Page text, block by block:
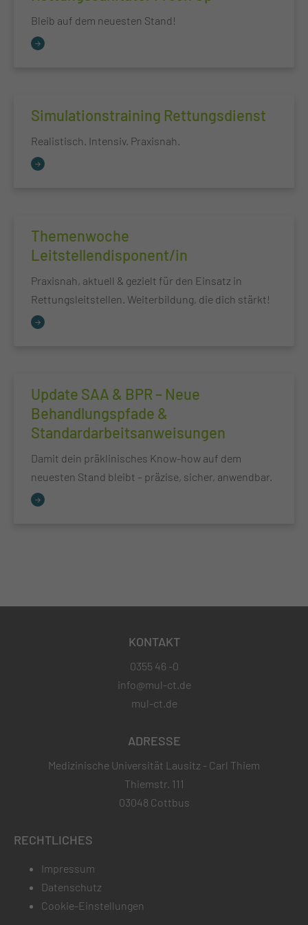
Bleib auf dem neuesten Stand!
Simulationstraining Rettungsdienst
Realistisch. Intensiv. Praxisnah.
Themenwoche
Leitstellendisponent/in
Praxisnah, aktuell & gezielt für den Einsatz in
Rettungsleitstellen. Weiterbildung, die dich stärkt!
Update SAA & BPR – Neue
Behandlungspfade &
Standardarbeitsanweisungen
Damit dein präklinisches Know-how auf dem
neuesten Stand bleibt – präzise, sicher, anwendbar.
KONTAKT
0355 46 -0
info@mul-ct.de
mul-ct.de
ADRESSE
Medizinische Universität Lausitz - Carl Thiem
Thiemstr. 111
03048 Cottbus
RECHTLICHES
Impressum
Datenschutz
Cookie-Einstellungen